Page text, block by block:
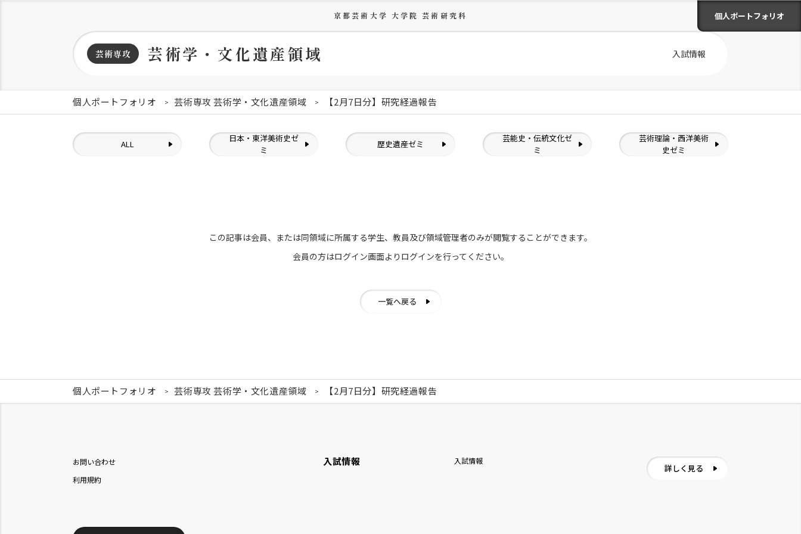
京都芸術大学 大学院 芸術研究科 個人ポートフォリオ
芸術専攻 芸術学・文化遺産領域 入試情報
個人ポートフォリオ 芸術専攻 芸術学・文化遺産領域 【2月7日分】研究経過報告
ALL
日本・東洋美術史ゼ
ミ
歴史遺産ゼミ
芸能史・伝統文化ゼ
ミ
芸術理論・西洋美術
史ゼミ
この記事は会員、または同領域に所属する学生、教員及び領域管理者のみが閲覧することができます。
会員の方はログイン画面より ログインを行ってください。
一覧へ戻る
個人ポートフォリオ 芸術専攻 芸術学・文化遺産領域 【2月7日分】研究経過報告
お問い合わせ
利用規約
入試情報 入試情報
詳しく見る